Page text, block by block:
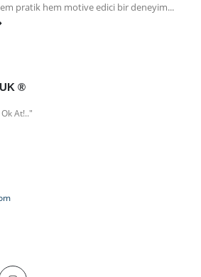
pratik hem motive edici bir deneyim...
®
At!.."